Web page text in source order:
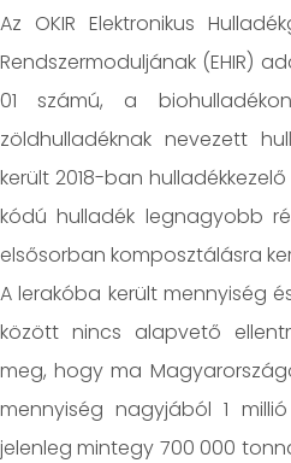
Az OKIR Elektronikus
Rendszermoduljának (EHIR)
01 számú, a
zöldhulladéknak nevezett
került 2018-ban
kódú hulladék legnagyobb
elsősorban komposztálásra
A lerakóba került mennyiség
között nincs alapvető
meg, hogy ma
mennyiség nagyjából 1
jelenleg mintegy 700 000